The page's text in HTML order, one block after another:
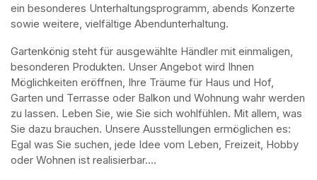
ein besonderes Unterhaltungsprogramm, abends Konzerte
sowie weitere, vielfältige Abendunterhaltung.
Gartenkönig steht für ausgewählte Händler mit einmaligen,
besonderen Produkten. Unser Angebot wird Ihnen
Möglichkeiten eröffnen, Ihre Träume für Haus und Hof,
Garten und Terrasse oder Balkon und Wohnung wahr werden
zu lassen. Leben Sie, wie Sie sich wohlfühlen. Mit allem, was
Sie dazu brauchen. Unsere Ausstellungen ermöglichen es:
Egal was Sie suchen, jede Idee vom Leben, Freizeit, Hobby
oder Wohnen ist realisierbar….